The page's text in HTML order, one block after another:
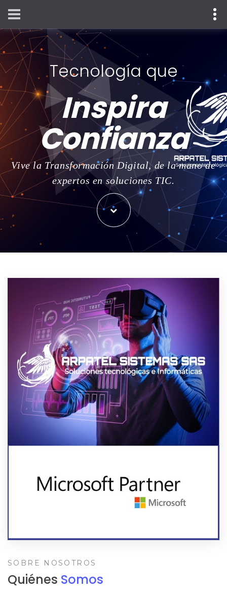
Tecnología que
Inspira
Confianza
Vive la Transformación Digital, de la mano de
expertos en soluciones TIC.
SOBRE NOSOTROS
Quiénes Somos